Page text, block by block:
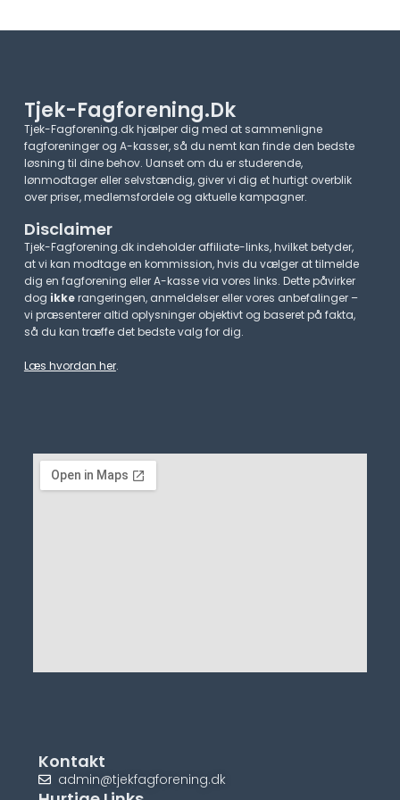
Tjek-Fagforening.dk
Tjek-Fagforening.dk hjælper dig med at sammenligne
fagforeninger og A-kasser, så du nemt kan finde den bedste
løsning til dine behov. Uanset om du er studerende,
lønmodtager eller selvstændig, giver vi dig et hurtigt overblik
over priser, medlemsfordele og aktuelle kampagner.​
Disclaimer
Tjek-Fagforening.dk indeholder affiliate-links, hvilket betyder,
at vi kan modtage en kommission, hvis du vælger at tilmelde
dig en fagforening eller A-kasse via vores links. Dette påvirker
dog ikkerangeringen, anmeldelser eller vores anbefalinger –
vi præsenterer altid oplysninger objektivt og baseret på fakta,
så du kan træffe det bedste valg for dig.
Læs hvordan her.
Kontakt
admin@tjekfagforening.dk